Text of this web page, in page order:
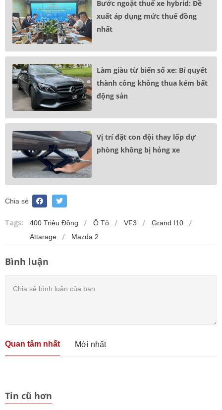
Bước ngoặt thuế xe hybrid: Đề
xuất áp dụng mức thuế đồng
nhất
Làm giàu từ biển số xe: Bí quyết
thành công không thua kém bất
động sản
Vị trí đặt con đội thay lốp dự
phòng không bị hỏng xe
Chia sẻ
Tags: 400 Triệu Đồng Ô Tô VF3
Grand I10
Attarage
Mazda 2
Bình luận
Quan tâm nhất Mới nhất
Tin cũ hơn